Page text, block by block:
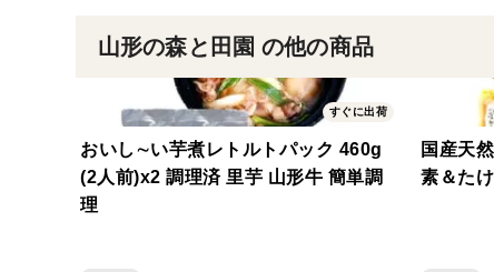
山形の森と田園 の他の商品
すぐに出荷
おいし∼い芋煮レトルトパック 460g
(2人前)x2 調理済 里芋 山形牛 簡単調
理
国産天
素＆た